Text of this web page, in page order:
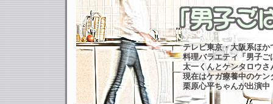
テレビ東京・大阪系ほか
料理バラエティ「男子ご
太一くんとケンタロウ
現在はケガ療養中のケン
栗原心平ちゃんが出演中